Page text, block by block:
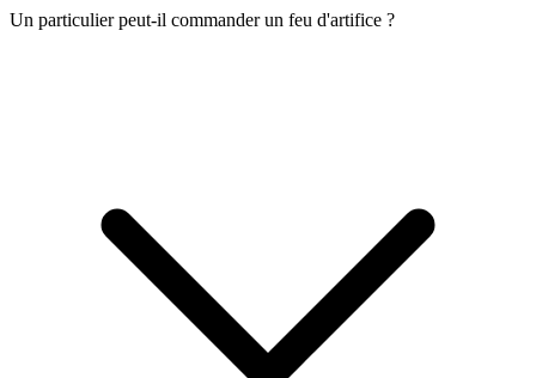
Un particulier peut-il commander un feu d'artifice ?